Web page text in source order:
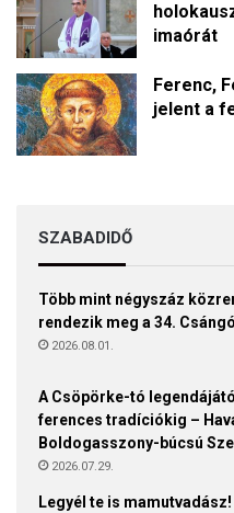
imaórát
Ferenc,
jelent a
SZABADIDŐ
Több mint négyszáz
rendezik meg a 34.
2026.08.01.
A Csöpörke-tó
ferences tradíciókig –
Boldogasszony-búcsú
2026.07.29.
Legyél te is mamutvadász!